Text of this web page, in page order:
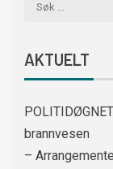
AKTUELT
brannvesen
–